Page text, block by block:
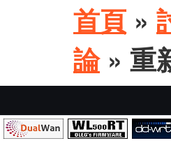
首頁 »
論» 重